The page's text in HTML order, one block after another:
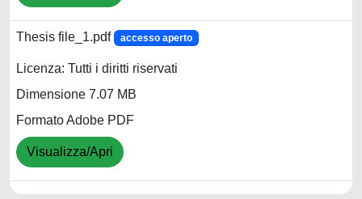
Thesis file_1.pdf accesso aperto
Licenza: Tutti i diritti riservati
Dimensione 7.07 MB
Formato Adobe PDF
Visualizza/Apri